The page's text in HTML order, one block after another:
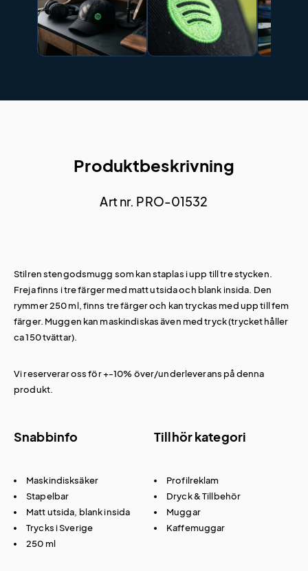
Produktbeskrivning
Art nr. PRO-01532
Stilren stengodsmugg som kan staplas i upp till tre stycken.
Freja finns i tre färger med matt utsida och blank insida. Den
rymmer 250 ml, finns tre färger och kan tryckas med upp till fem
färger. Muggen kan maskindiskas även med tryck (trycket håller
ca 150 tvättar).
Vi reserverar oss för +-10% över/underleverans på denna
produkt.
Snabbinfo
Maskindisksäker
Stapelbar
Matt utsida, blank insida
Trycks i Sverige
250 ml
Tillhör kategori
Profilreklam
Dryck & Tillbehör
Muggar
Kaffemuggar